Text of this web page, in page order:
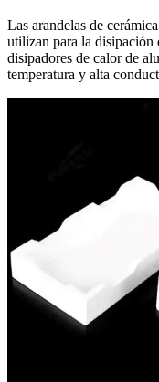
Las arandelas de
utilizan para la disipación
disipadores de calor de
temperatura y alta